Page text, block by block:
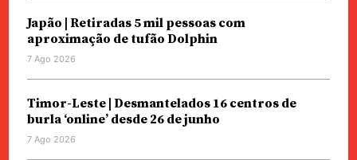
Japão | Retiradas 5 mil pessoas com
aproximação de tufão Dolphin
7 Ago 2026
Timor-Leste | Desmantelados 16 centros de
burla ‘online’ desde 26 de junho
7 Ago 2026